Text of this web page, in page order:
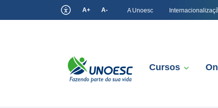
A+ A- A Unoesc
Cursos